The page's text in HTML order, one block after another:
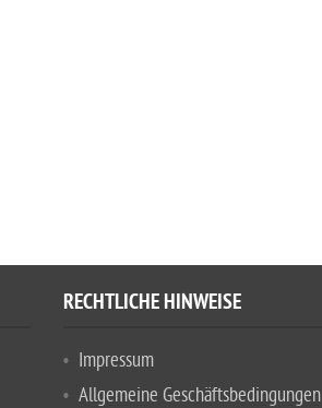
RECHTLICHE HINWEISE
Impressum
Allgemeine Geschäftsbedingungen